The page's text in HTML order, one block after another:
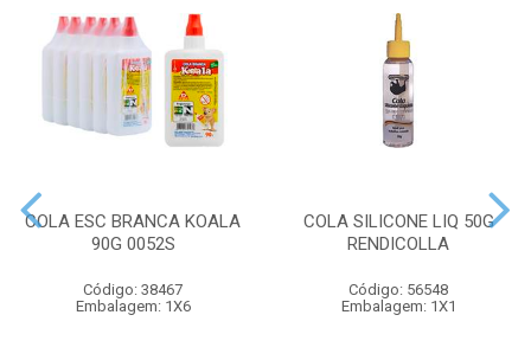
COLA ESC BRANCA KOALA
90G 0052S
Código: 38467
Embalagem: 1X6
COLA SILICONE LIQ 50G
RENDICOLLA
Código: 56548
Embalagem: 1X1